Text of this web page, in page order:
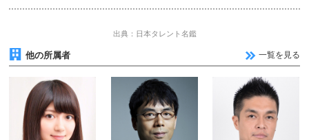
出典：日本タレント名鑑
他の所属者 一覧を見る